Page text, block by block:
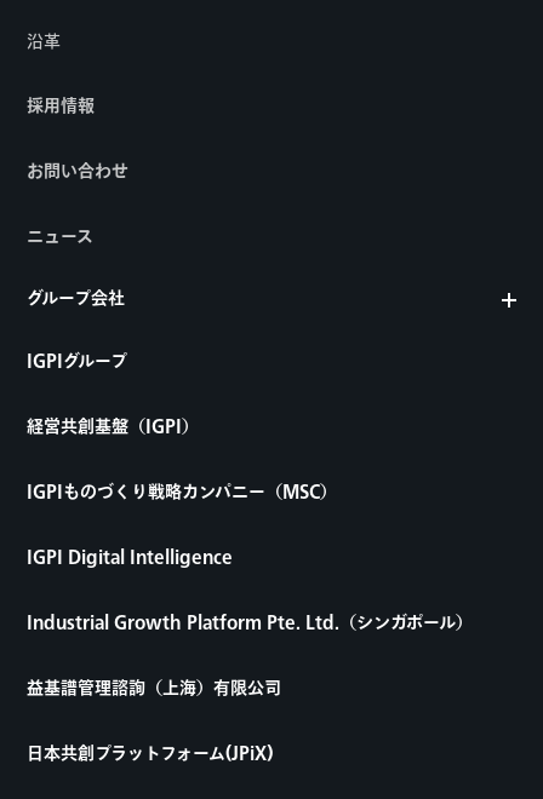
沿革
採用情報
お問い合わせ
ニュース
グループ会社
IGPIグループ
経営共創基盤（IGPI）
IGPIものづくり戦略カンパニー（MSC）
IGPI Digital Intelligence
Industrial Growth Platform Pte. Ltd.（シンガポール）
益基譜管理諮詢（上海）有限公司
日本共創プラットフォーム(JPiX)